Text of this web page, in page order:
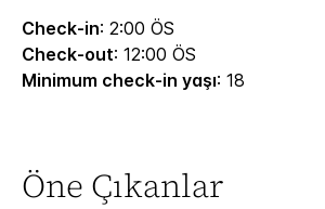
Check-in: 2:00 ÖS
Check-out: 12:00 ÖS
Minimum check-in yaşı: 18
Öne Çıkanlar